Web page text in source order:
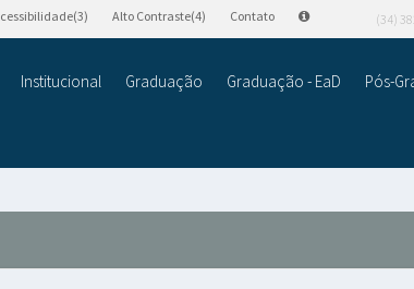
Alto Contraste(4) Contato (34)
Institucional Graduação Graduação - EaD Pós-